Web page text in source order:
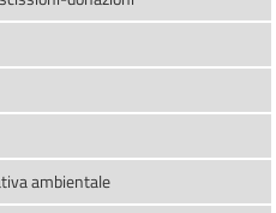
ambientale